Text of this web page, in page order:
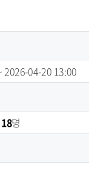
2026-04-20 13:00
18명